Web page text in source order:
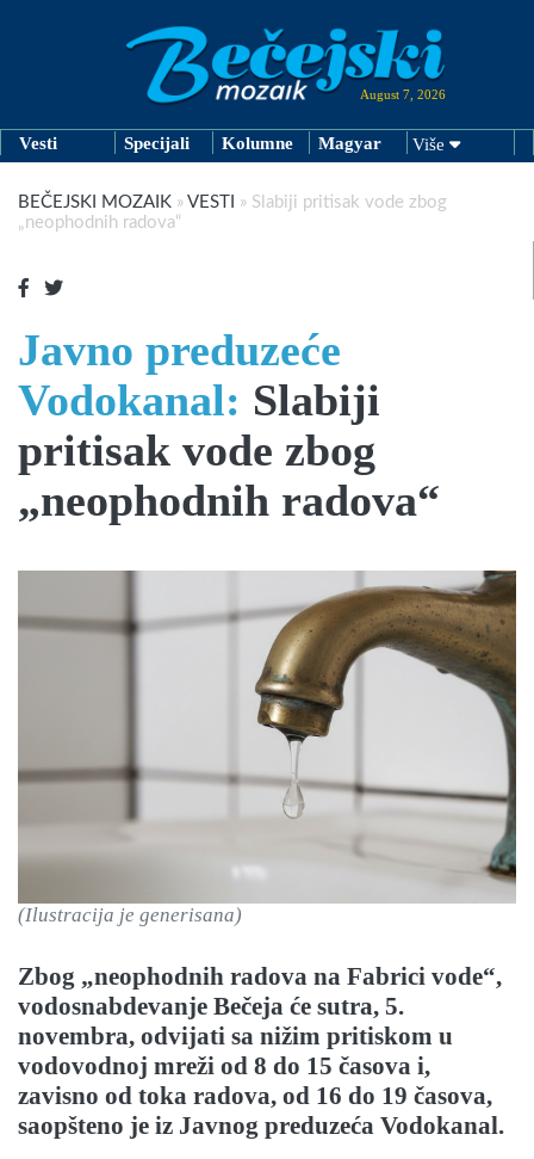
August 7, 2026
Vesti Specijali Kolumne Magyar Više
BEČEJSKI MOZAIK » VESTI » Slabiji pritisak vode zbog
„neophodnih radova“
Javno preduzeće
Vodokanal: Slabiji
pritisak vode zbog
„neophodnih radova“
(Ilustracija je generisana)
Zbog „neophodnih radova na Fabrici vode“,
vodosnabdevanje Bečeja će sutra, 5.
novembra, odvijati sa nižim pritiskom u
vodovodnoj mreži od 8 do 15 časova i,
zavisno od toka radova, od 16 do 19 časova,
saopšteno je iz Javnog preduzeća Vodokanal.